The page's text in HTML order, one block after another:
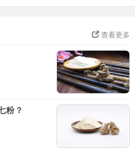
查看更多
粉？